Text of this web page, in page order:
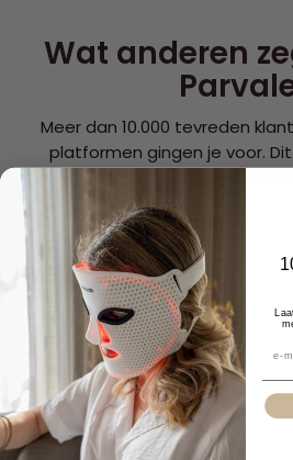
Wat anderen
Meer dan 10.000 tevreden
platformen gingen je voor.